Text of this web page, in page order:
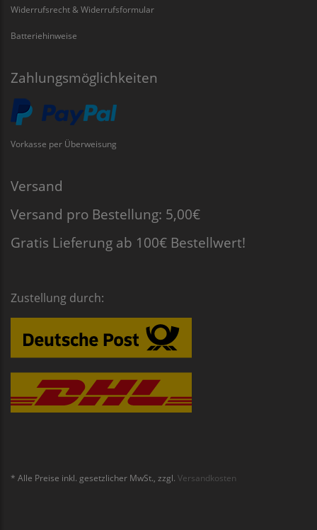
Widerrufsrecht & Widerrufsformular
Batteriehinweise
Zahlungsmöglichkeiten
Vorkasse per Überweisung
Versand
Versand pro Bestellung: 5,00€
Gratis Lieferung ab 100€ Bestellwert!
Zustellung durch:
* Alle Preise inkl. gesetzlicher MwSt., zzgl. Versandkosten